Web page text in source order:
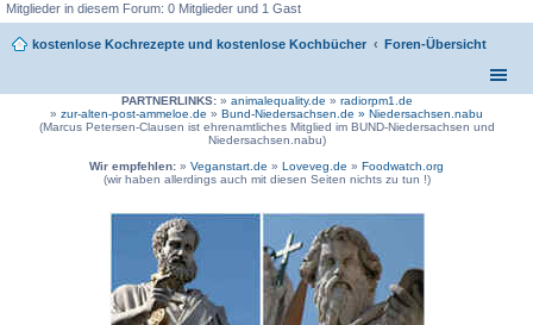
Mitglieder in diesem Forum: 0 Mitglieder und 1 Gast
kostenlose Kochrezepte und kostenlose Kochbücher Foren-Übersicht
PARTNERLINKS:» animalequality.de » radiorpm1.de
» zur-alten-post-ammeloe.de » Bund-Niedersachsen.de » Niedersachsen.nabu
(Marcus Petersen-Clausen ist ehrenamtliches Mitglied im BUND-Niedersachsen und
Niedersachsen.nabu)
Wir empfehlen: » Veganstart.de » Loveveg.de » Foodwatch.org
(wir haben allerdings auch mit diesen Seiten nichts zu tun !)